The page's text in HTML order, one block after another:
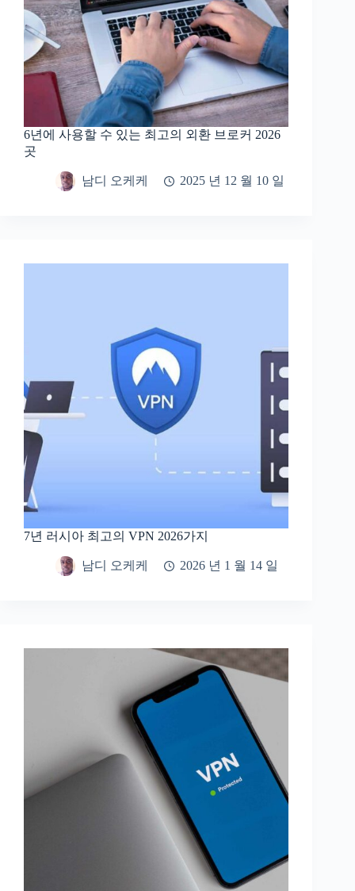
6년에 사용할 수 있는 최고의 외환 브로커 2026
곳
남디 오케케 2025 년 12 월 10 일
7년 러시아 최고의 VPN 2026가지
남디 오케케 2026 년 1 월 14 일